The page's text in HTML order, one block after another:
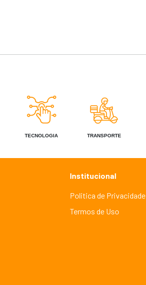
TECNOLOGIA TRANSPORTE
Institucional
Politica de Privacidade
Termos de Uso